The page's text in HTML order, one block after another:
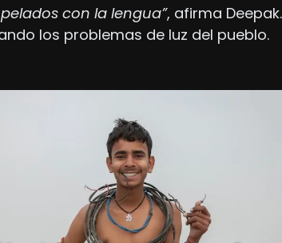
con la lengua”, afirma
los problemas de luz del pueblo.